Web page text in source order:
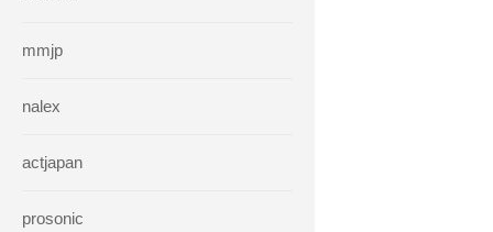
mmjp
nalex
actjapan
prosonic